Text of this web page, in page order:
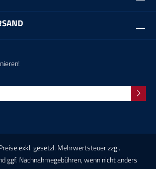
exkl. gesetzl. Mehrwertsteuer zzgl.
ggf. Nachnahmegebühren, wenn nicht anders